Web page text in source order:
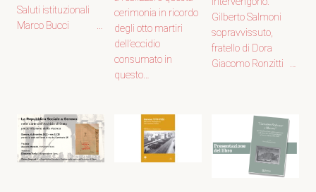
Saluti istituzionali
Marco Bucci …
cerimonia in ricordo
degli otto martiri
dell’eccidio
consumato in
questo…
Gilberto Salmoni
sopravvissuto,
fratello di Dora
Giacomo Ronzitti …